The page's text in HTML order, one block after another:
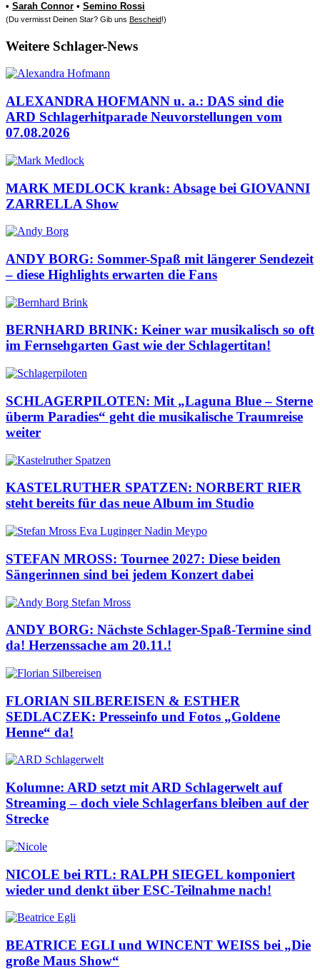
• Sarah Connor • Semino Rossi
(Du vermisst Deinen Star? Gib uns Bescheid!)
Weitere Schlager-News
ALEXANDRA HOFMANN u. a.: DAS sind die
ARD Schlagerhitparade Neuvorstellungen vom
07.08.2026
MARK MEDLOCK krank: Absage bei GIOVANNI
ZARRELLA Show
ANDY BORG: Sommer-Spaß mit längerer Sendezeit
– diese Highlights erwarten die Fans
BERNHARD BRINK: Keiner war musikalisch so oft
im Fernsehgarten Gast wie der Schlagertitan!
SCHLAGERPILOTEN: Mit „Laguna Blue – Sterne
überm Paradies“ geht die musikalische Traumreise
weiter
KASTELRUTHER SPATZEN: NORBERT RIER
steht bereits für das neue Album im Studio
STEFAN MROSS: Tournee 2027: Diese beiden
Sängerinnen sind bei jedem Konzert dabei
ANDY BORG: Nächste Schlager-Spaß-Termine sind
da! Herzenssache am 20.11.!
FLORIAN SILBEREISEN & ESTHER
SEDLACZEK: Presseinfo und Fotos „Goldene
Henne“ da!
Kolumne: ARD setzt mit ARD Schlagerwelt auf
Streaming – doch viele Schlagerfans bleiben auf der
Strecke
NICOLE bei RTL: RALPH SIEGEL komponiert
wieder und denkt über ESC-Teilnahme nach!
BEATRICE EGLI und WINCENT WEISS bei „Die
große Maus Show“